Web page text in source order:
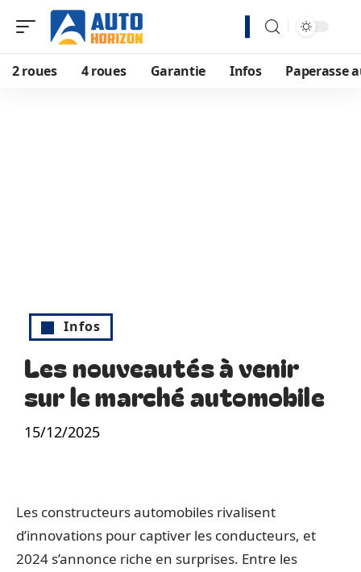
2 roues 4 roues Garantie Infos Paperasse
Infos
Les nouveautés à venir
sur le marché automobile
15/12/2025
Les constructeurs automobiles rivalisent
d’innovations pour captiver les conducteurs, et
2024 s’annonce riche en surprises. Entre les